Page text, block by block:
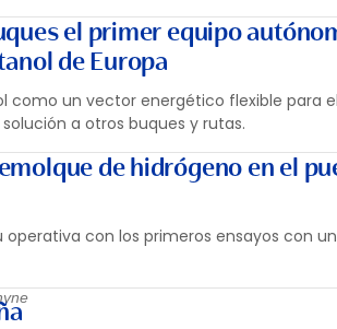
el primer equipo
de Europa
como un vector energético flexible para el
a otros buques y rutas.
de hidrógeno en el
operativa con los primeros ensayos con